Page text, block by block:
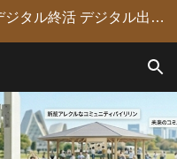
山口市 生前整理 アドバイザー【デジタル終活 デジタル出版 デジタルシニア編集長】定年後の人生の物語を「最高のデジタル資産」に編集・昇華。 古いネガやVHSのデジタル化からプロの構成による自分史動画制作、終活事務までトータルサポート。 長年のキャリアを持つプロがあなたの想いの継承を全力で支援します。